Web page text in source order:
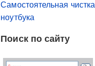
Самостоятельная чистка
ноутбука
Поиск по сайту